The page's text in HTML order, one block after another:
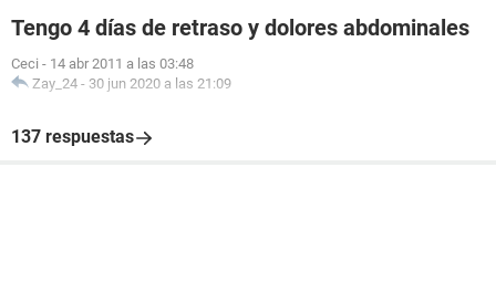
Tengo 4 días de retraso y dolores abdominales
Ceci - 14 abr 2011 a las 03:48
Zay_24 - 30 jun 2020 a las 21:09
137 respuestas